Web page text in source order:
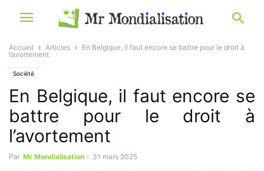
Accueil Articles
En Belgique, il faut encore se battre pour le droit à
l’avortement
Société
En Belgique, il faut encore se
battre pour le droit à
l’avortement
Par Mr Mondialisation - 31 mars 2025